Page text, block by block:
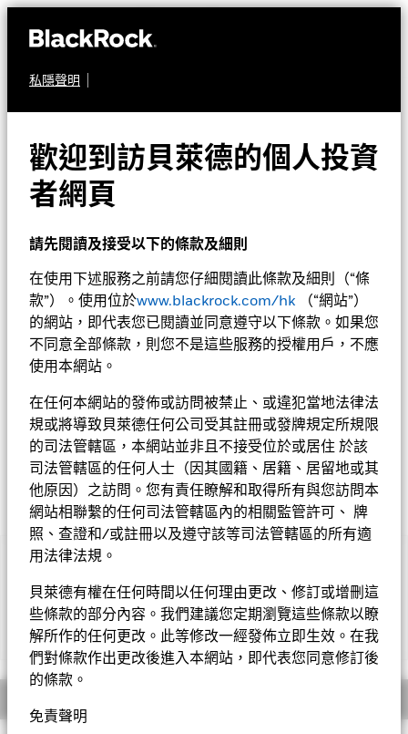
私隱聲明
歡迎到訪貝萊德的個人投資
者網頁
請先閱讀及接受以下的條款及細則
在使用下述服務之前請您仔細閱讀此條款及細則（“條
款”）。使用位於www.blackrock.com/hk （“網站”）
的網站，即代表您已閱讀並同意遵守以下條款。如果您
不同意全部條款，則您不是這些服務的授權用戶，不應
使用本網站。
在任何本網站的發佈或訪問被禁止、或違犯當地法律法
規或將導致貝萊德任何公司受其註冊或發牌規定所規限
的司法管轄區，本網站並非且不接受位於或居住 於該
司法管轄區的任何人士（因其國籍、居籍、居留地或其
他原因）之訪問。您有責任瞭解和取得所有與您訪問本
網站相聯繫的任何司法管轄區內的相關監管許可、 牌
照、查證和/或註冊以及遵守該等司法管轄區的所有適
用法律法規。
貝萊德有權在任何時間以任何理由更改、修訂或增刪這
些條款的部分內容。我們建議您定期瀏覽這些條款以瞭
解所作的任何更改。此等修改一經發佈立即生效。在我
們對條款作出更改後進入本網站，即代表您同意修訂後
的條款。
免責聲明
股票
貝萊德歐洲基金
淨值截至 2026年8月6日
EUR 253.86
52週波幅 212.56 - 258.01
1天淨值變動截至 2026年8月6日
EUR 0.35 (0.14%)
重要提示︰
• 基金投資於股票，較大的股票價值波動可招致重大虧損。基金
可投資於基本貨幣以外的資產，匯率的變化及管制或會對基金的資
產價值造成影響。
• 基金需承受新興市場風險、對外資限制的風險、投資集中於歐
洲的風險、小型公司的波動性及流動性風險、或然可換股債券風險
及包括人民幣計值類別的貨幣兌換風險。
投資用途。基金在使用衍生工具時可能蒙受損失。
顯示全部